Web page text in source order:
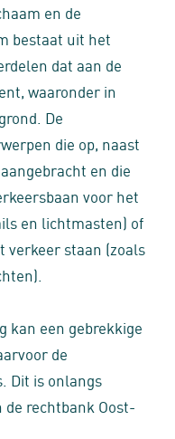
en de
bestaat uit het
dat aan de
waaronder in
De
die op, naast
en die
voor het
en lichtmasten) of
verkeer staan (zoals
kan een gebrekkige
de
Dit is onlangs
rechtbank Oost-